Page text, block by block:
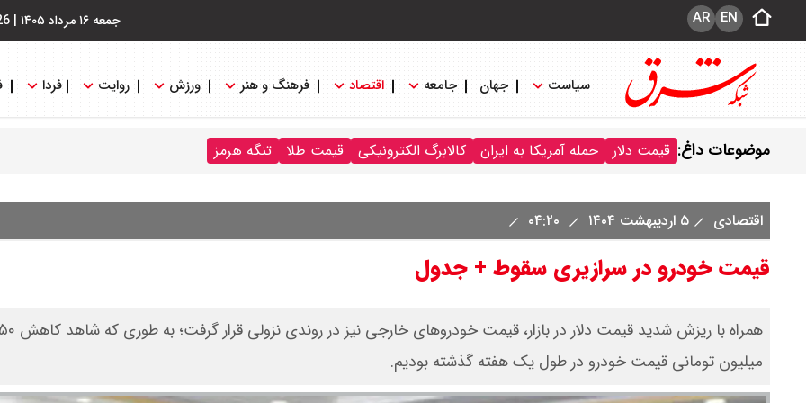
جمعه ۱۶ مرداد ۱۴۰۵ | EN
AR
سیاست جهان جامعه اقتصاد فرهنگ و هنر ورزش روایت فردا
موضوعات داغ: قیمت دلار حمله آمریکا به ایران کالابرگ الکترونیکی قیمت طلا تنگه هرمز
اقتصادی ۵ اردیبهشت ۱۴۰۴
قیمت خودرو در سرازیری سقوط + جدول
میلیون تومانی قیمت خودرو در طول یک هفته گذشته بودیم.